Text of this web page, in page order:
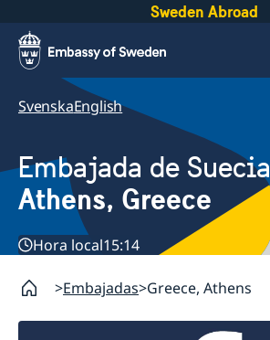
Sweden Abroad
SvenskaEnglish
Embajada de Suecia
Athens, Greece
Hora local15:14
Embajadas Greece, Athens